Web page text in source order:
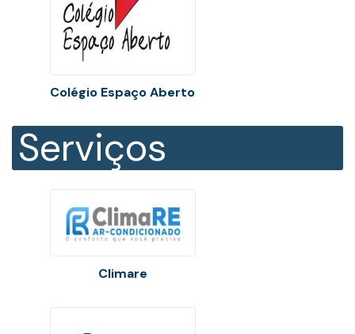
Colégio Espaço Aberto
Serviços
Climare